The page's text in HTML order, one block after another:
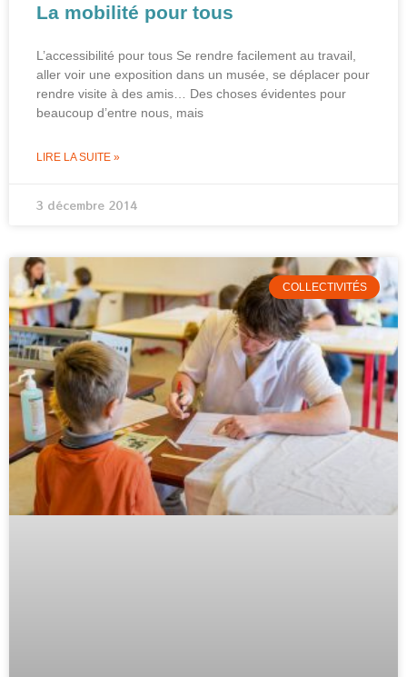
La mobilité pour tous
L’accessibilité pour tous Se rendre facilement au travail,
aller voir une exposition dans un musée, se déplacer pour
rendre visite à des amis… Des choses évidentes pour
beaucoup d’entre nous, mais
LIRE LA SUITE »
3 décembre 2014
COLLECTIVITÉS